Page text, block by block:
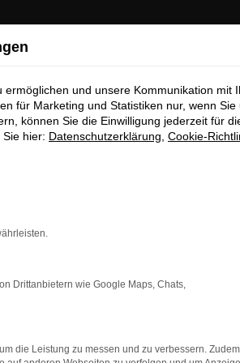
die Seite in einem anderen
und unsere Kommunikation mit
für Marketing und Statistiken nur, wenn Sie
können Sie die Einwilligung jederzeit für
hier: Datenschutzerklärung Cookie-
Drittanbietern wie Google Maps, Chats,
die Leistung zu messen und zu verbessern.